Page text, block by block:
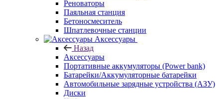
Реноваторы
Паяльная станция
Бетоносмеситель
Шпатлевочные станции
Аксессуары
Назад
Аксессуары
Портативные аккумуляторы (Power bank)
Батарейки/Аккумуляторные батарейки
Автомобильные зарядные устройства (АЗУ)
Диски